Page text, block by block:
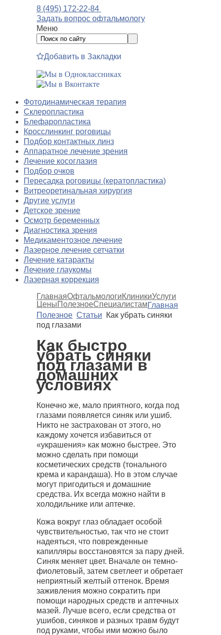
8 (495) 172-22-84
Задать вопрос офтальмологу
Меню
Добавить в Закладки
Фотодинамическая терапия
Склеропластика
Блефаропластика
Кросслинкинг роговицы
Подбор контактных линз
Аппаратное лечение зрения
Лечение косоглазия
Подбор очков
Пересадка роговицы (кератопластика)
Витреоретинальная хирургия
Другие услуги
Детское зрение
Осмотр беременных
Диагностика зрения
Медикаментозное лечение
Лазерное лечение сетчатки
Лечение катаракты
Лечение глаукомы
Лазерная коррекция
ГлавнаяОфтальмологиКлиникиУслуги
ЦеныПолезноеСпециалистамГлавная
Полезное Статьи
Как убрать синяки
под глазами
Как быстро
убрать синяки
под глазами в
домашних
условиях
Конечно же, мало приятного, когда под
глазами появляется синяк или ушиб.
Никто не застрахован от этого, но
каждому хочется избавиться от
«украшения» как можно быстрее. Это
можно сделать при помощи
косметических средств (тонального
крема и карандаша). Но в этом случае
могут пригодиться и домашние
средства. Их всегда можно найти в
холодильнике или аптечке.
Кожа вокруг глаз обладает особой
чувствительностью, так что не стоит
надеяться, что поврежденные
капилляры восстановятся за пару дней.
Синяк меняет цвет. Вначале он темно-
фиолетовый, затем светлеет и обретает
неприятный желтый оттенок. Время
заживления можно сократить при
помощи народных средств и аптечных
мазей. Лучше всего, если средства от
ушибов, синяков и разных травм будут
под руками, чтобы ими можно было